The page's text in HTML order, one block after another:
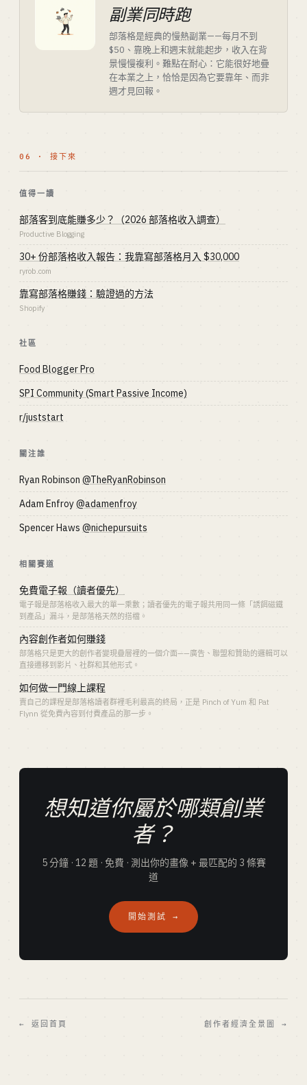
副業同時跑
部落格是經典的慢熱副業——每月不到
$50、靠晚上和週末就能起步，收入在背
景慢慢複利。難點在耐心：它能很好地疊
在本業之上，恰恰是因為它要靠年、而非
週才見回報。
06 · 接下來
值得一讀
部落客到底能賺多少？（2026 部落格收入調查）
Productive Blogging
30+ 份部落格收入報告：我靠寫部落格月入 $30,000
ryrob.com
靠寫部落格賺錢：驗證過的方法
Shopify
社區
Food Blogger Pro
SPI Community (Smart Passive Income)
r/juststart
關注誰
Ryan Robinson @TheRyanRobinson
Adam Enfroy@adamenfroy
Spencer Haws @nichepursuits
相關賽道
免費電子報（讀者優先）
電子報是部落格收入最大的單一乘數；讀者優先的電子報共用同一條「誘餌磁鐵
到產品」漏斗，是部落格天然的搭檔。
內容創作者如何賺錢
部落格只是更大的創作者變現疊層裡的一個介面——廣告、聯盟和贊助的邏輯可以
直接遷移到影片、社群和其他形式。
如何做一門線上課程
賣自己的課程是部落格讀者群裡毛利最高的終局，正是 Pinch of Yum 和 Pat
Flynn 從免費內容到付費產品的那一步。
想知道你屬於哪類創業
者？
5 分鐘 · 12 題 · 免費 · 測出你的畫像 + 最匹配的 3 條賽
道
開始測試 →
← 返回首頁 創作者經濟全景圖 →